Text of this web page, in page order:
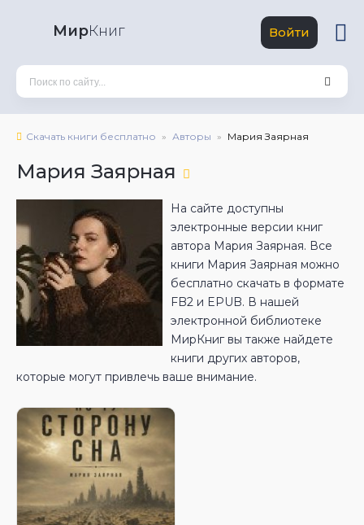
МирКниг Войти
Скачать книги бесплатно Авторы Мария Заярная
Мария Заярная
На сайте доступны
электронные версии книг
автора Мария Заярная. Все
книги Мария Заярная можно
бесплатно скачать в формате
FB2 и EPUB. В нашей
электронной библиотеке
МирКниг вы также найдете
книги других авторов,
которые могут привлечь ваше внимание.